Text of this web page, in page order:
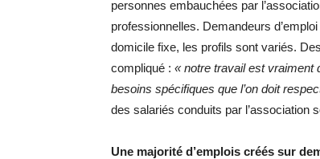
personnes embauchées par
professionnelles. Demandeurs
domicile fixe, les profils sont variés.
compliqué : « notre travail est vraiment
besoins spécifiques que l’on doit
des salariés conduits par l’association
Une majorité d’emplois créés sur